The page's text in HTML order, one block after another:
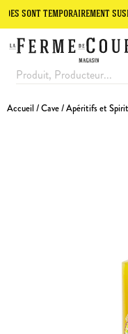
suspendues.
Accueil /Cave/Apéritifs et